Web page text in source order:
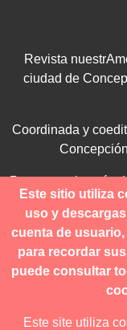
Revista
ciudad de
Coordinada y
Para consultas
Toda comunicación
a través del OJS.
Este sitio utiliza
uso y
cuenta de
para recordar
puede consultar
Este site utiliza